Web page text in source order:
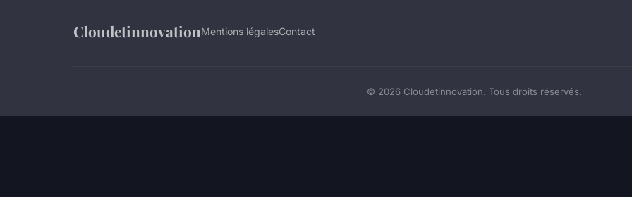
CloudetinnovationMentions légalesContact
© 2026 Cloudetinnovation. Tous droits réservés.